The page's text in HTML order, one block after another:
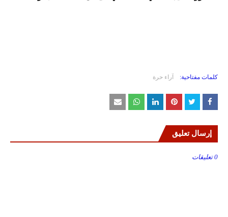
كلمات مفتاحية: آراء حرة
إرسال تعليق
0 تعليقات